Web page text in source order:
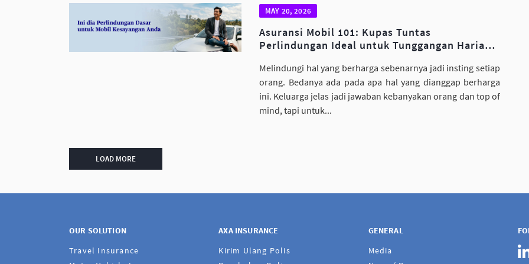
MAY 20, 2026
Asuransi Mobil 101: Kupas Tuntas
Perlindungan Ideal untuk Tunggangan Harian
Melindungi hal yang berharga sebenarnya jadi insting setiap
orang. Bedanya ada pada apa hal yang dianggap berharga
ini. Keluarga jelas jadi jawaban kebanyakan orang dan top of
mind, tapi untuk...
LOAD MORE
OUR SOLUTION
Travel Insurance
AXA INSURANCE
Kirim Ulang Polis
GENERAL
Media